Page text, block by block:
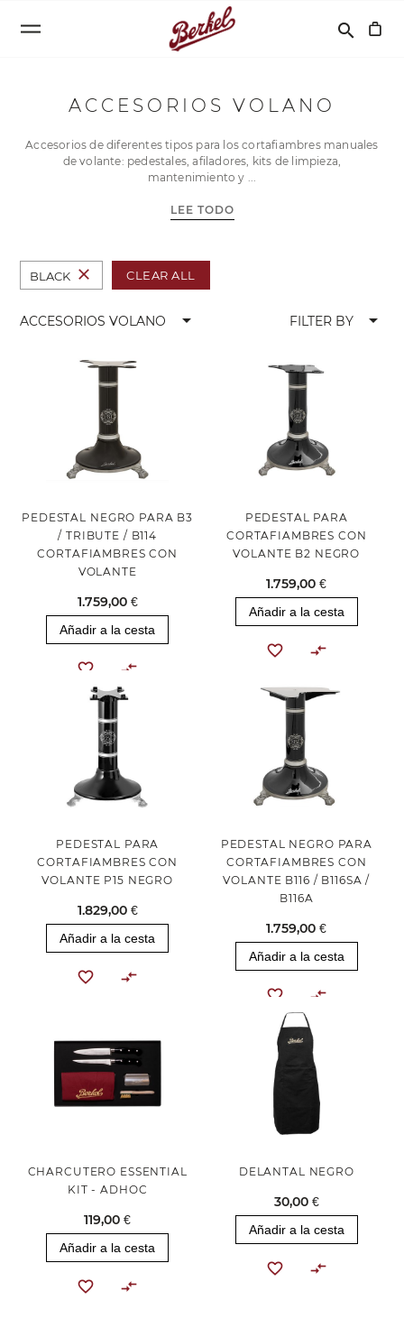
Buscar
search
ACCESORIOS VOLANO
Accesorios de diferentes tipos para los cortafiambres manuales
de volante: pedestales, afiladores, kits de limpieza,
mantenimiento y
LEE TODO
BLACK close CLEAR ALL
ACCESORIOS VOLANO arrow_drop_down FILTER BY arrow_drop_down
PEDESTAL NEGRO PARA B3
/ TRIBUTE / B114
CORTAFIAMBRES CON
VOLANTE
1.759,00 €
Añadir a la cesta
PEDESTAL PARA
CORTAFIAMBRES CON
VOLANTE B2 NEGRO
1.759,00 €
Añadir a la cesta
PEDESTAL PARA
CORTAFIAMBRES CON
VOLANTE P15 NEGRO
1.829,00 €
Añadir a la cesta
PEDESTAL NEGRO PARA
CORTAFIAMBRES CON
VOLANTE B116 / B116SA /
B116A
1.759,00 €
Añadir a la cesta
CHARCUTERO ESSENTIAL
KIT - ADHOC
119,00 €
Añadir a la cesta
DELANTAL NEGRO
30,00 €
Añadir a la cesta